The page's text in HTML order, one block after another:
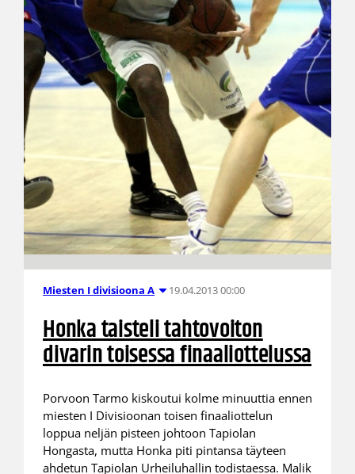
Miesten I divisioona A 19.04.2013 00:00
Honka taisteli tahtovoiton
divarin toisessa finaaliottelussa
Porvoon Tarmo kiskoutui kolme minuuttia ennen
miesten I Divisioonan toisen finaaliottelun
loppua neljän pisteen johtoon Tapiolan
Hongasta, mutta Honka piti pintansa täyteen
ahdetun Tapiolan Urheiluhallin todistaessa. Malik